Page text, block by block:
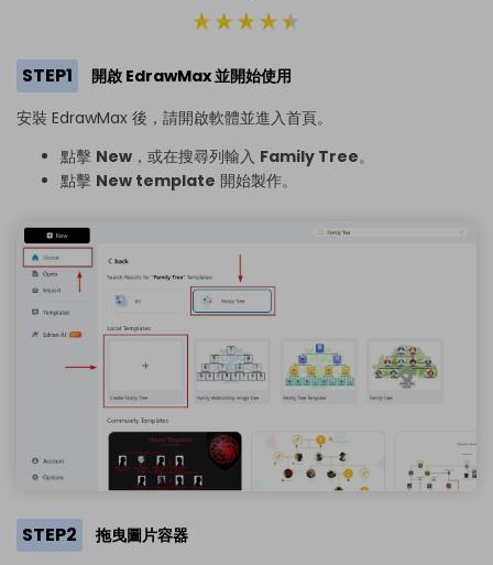
STEP1
開啟 EdrawMax 並開始使用
安裝 EdrawMax 後，請開啟軟體並進入首頁。
點擊 New ，或在搜尋列輸入 Family Tree。
點擊 New template 開始製作。
STEP2
拖曳圖片容器